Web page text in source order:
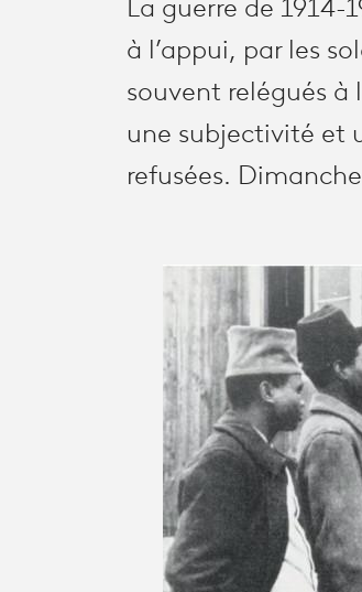
La guerre de 1914-
à l’appui, par les
souvent relégués
une subjectivité et
refusées.